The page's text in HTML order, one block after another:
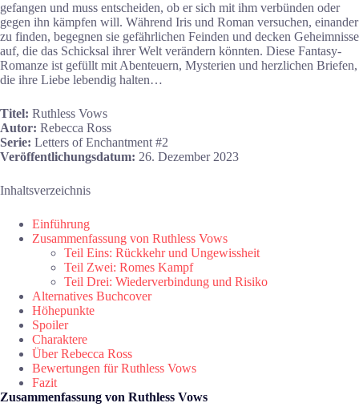
gefangen und muss entscheiden, ob er sich mit ihm verbünden oder
gegen ihn kämpfen will. Während Iris und Roman versuchen, einander
zu finden, begegnen sie gefährlichen Feinden und decken Geheimnisse
auf, die das Schicksal ihrer Welt verändern könnten. Diese Fantasy-
Romanze ist gefüllt mit Abenteuern, Mysterien und herzlichen Briefen,
die ihre Liebe lebendig halten…
Titel: Ruthless Vows
Autor: Rebecca Ross
Serie: Letters of Enchantment #2
Veröffentlichungsdatum: 26. Dezember 2023
Inhaltsverzeichnis
Einführung
Zusammenfassung von Ruthless Vows
Teil Eins: Rückkehr und Ungewissheit
Teil Zwei: Romes Kampf
Teil Drei: Wiederverbindung und Risiko
Alternatives Buchcover
Höhepunkte
Spoiler
Charaktere
Über Rebecca Ross
Bewertungen für Ruthless Vows
Fazit
Zusammenfassung von Ruthless Vows